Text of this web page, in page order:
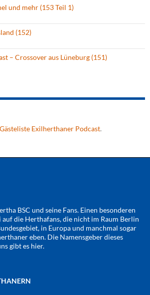
und mehr (153 Teil 1)
(152)
– Crossover aus Lüneburg (151)
Exilherthaner Podcast.
BSC und seine Fans. Einen besonderen
die Herthafans, die nicht im Raum Berlin
in Europa und manchmal sogar
eben. Die Namensgeber dieses
gibt es hier.